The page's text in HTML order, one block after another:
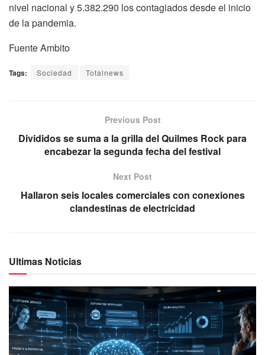
nivel nacional y 5.382.290 los contagiados desde el inicio
de la pandemia.
Fuente Ambito
Tags: Sociedad Totalnews
Previous Post
Divididos se suma a la grilla del Quilmes Rock para
encabezar la segunda fecha del festival
Next Post
Hallaron seis locales comerciales con conexiones
clandestinas de electricidad
Ultimas Noticias